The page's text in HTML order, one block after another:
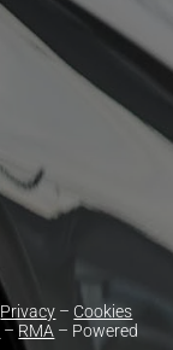
Privacy – Cookies
–RMA – Powered